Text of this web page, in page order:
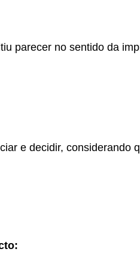
parecer no sentido da
e decidir, considerando